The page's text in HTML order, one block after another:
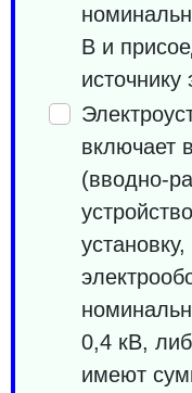
В и
источнику
включает
(вводно-
0,4 кВ,
имеют